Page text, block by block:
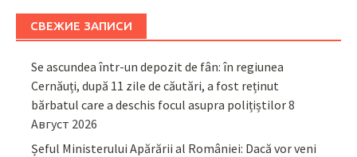
СВЕЖИЕ ЗАПИСИ
Se ascundea într-un depozit de fân: în regiunea
Cernăuți, după 11 zile de căutări, a fost reținut
bărbatul care a deschis focul asupra polițiștilor8
Август 2026
Șeful Ministerului Apărării al României: Dacă vor veni